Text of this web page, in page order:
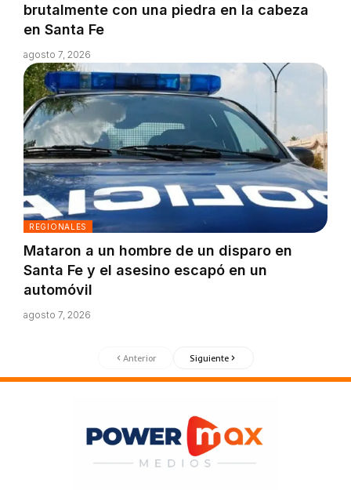
brutalmente con una piedra en la cabeza
en Santa Fe
agosto 7, 2026
REGIONALES
Mataron a un hombre de un disparo en
Santa Fe y el asesino escapó en un
automóvil
agosto 7, 2026
Anterior Siguiente